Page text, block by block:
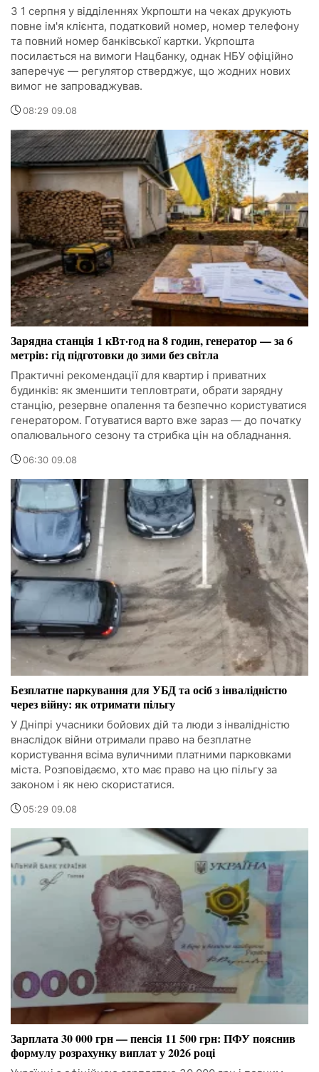
З 1 серпня у відділеннях Укрпошти на чеках друкують
повне ім'я клієнта, податковий номер, номер телефону
та повний номер банківської картки. Укрпошта
посилається на вимоги Нацбанку, однак НБУ офіційно
заперечує — регулятор стверджує, що жодних нових
вимог не запроваджував.
08:29 09.08
Зарядна станція 1 кВт·год на 8 годин, генератор — за 6
метрів: гід підготовки до зими без світла
Практичні рекомендації для квартир і приватних
будинків: як зменшити тепловтрати, обрати зарядну
станцію, резервне опалення та безпечно користуватися
генератором. Готуватися варто вже зараз — до початку
опалювального сезону та стрибка цін на обладнання.
06:30 09.08
Безплатне паркування для УБД та осіб з інвалідністю
через війну: як отримати пільгу
У Дніпрі учасники бойових дій та люди з інвалідністю
внаслідок війни отримали право на безплатне
користування всіма вуличними платними парковками
міста. Розповідаємо, хто має право на цю пільгу за
законом і як нею скористатися.
05:29 09.08
Зарплата 30 000 грн — пенсія 11 500 грн: ПФУ пояснив
формулу розрахунку виплат у 2026 році